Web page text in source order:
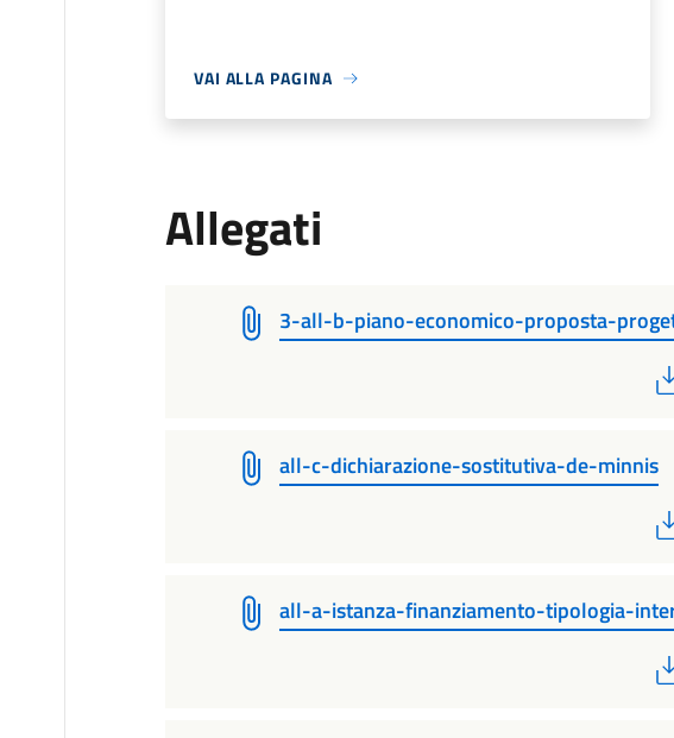
VAI ALLA PAGINA
Allegati
3-all-b-piano-economico-proposta-
all-c-dichiarazione-sostitutiva-de-minnis
all-a-istanza-finanziamento-tipologia-